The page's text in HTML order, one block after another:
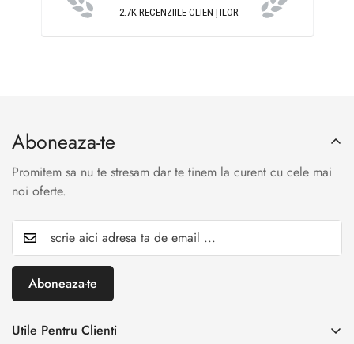
2.7K RECENZIILE CLIENȚILOR
Aboneaza-te
Promitem sa nu te stresam dar te tinem la curent cu cele mai
noi oferte.
Aboneaza-te
Utile Pentru Clienti